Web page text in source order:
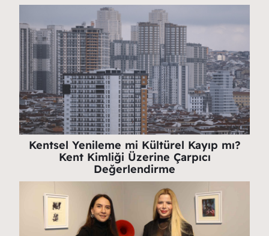
Kentsel Yenileme mi Kültürel Kayıp mı?
Kent Kimliği Üzerine Çarpıcı
Değerlendirme